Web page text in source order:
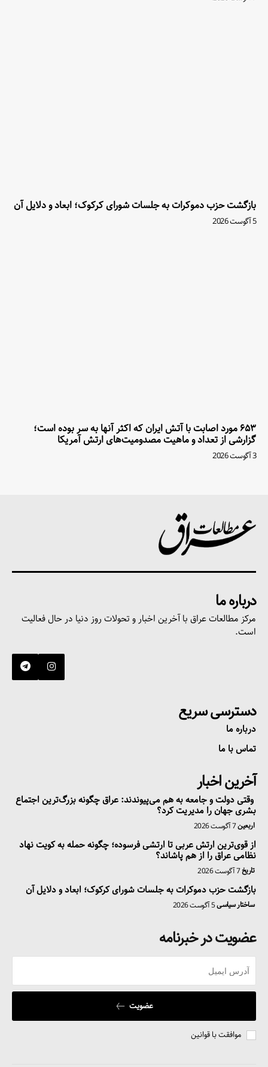
بازگشت حزب دموکرات به جلسات شورای کرکوک؛ ابعاد و دلایل آن
5 آگوست 2026
۶۵۳ مورد اصابت با آتش ایران که اکثر آنها به سر بوده است؛
گزارشی از تعداد و ماهیت مصدومیت‌های ارتش آمریکا
3 آگوست 2026
درباره ما
مرکز مطالعات عراق با آخرین اخبار و تحولات روز دنیا در حال فعالیت
است.
دسترسی سریع
درباره ما
تماس با ما
آخرین اخبار
وقتی دولت و جامعه به هم می‌پیوندند: عراق چگونه بزرگ‌ترین اجتماع
بشری جهان را مدیریت کرد؟
اربعین7 آگوست 2026
از قوی‌ترین ارتش عربی تا ارتشی فرسوده؛ چگونه حمله به کویت نهاد
نظامی عراق را از هم پاشاند؟
تاریخ7 آگوست 2026
بازگشت حزب دموکرات به جلسات شورای کرکوک؛ ابعاد و دلایل آن
ساختار سیاسی5 آگوست 2026
عضویت در خبرنامه
عضویت
موافقت با قوانین